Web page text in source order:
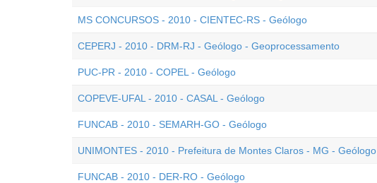
MS CONCURSOS - 2010 - CIENTEC-RS - Geólogo
CEPERJ - 2010 - DRM-RJ - Geólogo - Geoprocessamento
PUC-PR - 2010 - COPEL - Geólogo
COPEVE-UFAL - 2010 - CASAL - Geólogo
FUNCAB - 2010 - SEMARH-GO - Geólogo
UNIMONTES - 2010 - Prefeitura de Montes Claros - MG - Geólogo
FUNCAB - 2010 - DER-RO - Geólogo